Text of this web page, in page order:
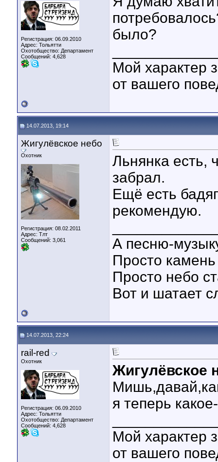
Регистрация: 06.09.2010
Адрес: Тольятти
Охотобщество: Департамент
Сообщений: 4,628
было?
Мой характер
от вашего
14.07.2013, 19:14
Жигулёвское небо
Охотник
Регистрация: 08.02.2011
Адрес: Тлт
Сообщений: 3,061
Льнянка есть,
забрал.
Ещё есть
рекомендую.
А песню-
Просто
Просто небо
Вот и шатает
14.07.2013, 22:24
rail-red
Охотник
Регистрация: 06.09.2010
Адрес: Тольятти
Охотобщество: Департамент
Сообщений: 4,628
Жигулёвское
я теперь
Мой характер
от вашего